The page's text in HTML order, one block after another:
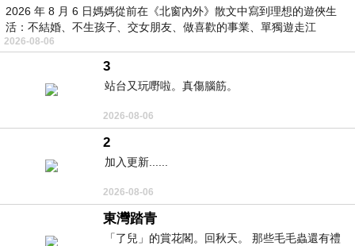
2026 年 8 月 6 日媽媽從前在《北窗內外》散文中寫到理想的遊俠生
活：不結婚、不生孩子、交女朋友、做喜歡的事業、單獨遊走江
湖⋯⋯，
2026-08-06
3
站台又玩嘢啦。真傷腦筋。
2026-08-06
2
加入更新......
2026-08-06
東灣踏青
「了兒」的賞花閣。回秋天。 那些毛毛蟲還有禮